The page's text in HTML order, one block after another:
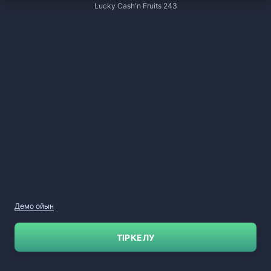
Lucky Cash'n Fruits 243
Демо ойын
ТІРКЕЛУ